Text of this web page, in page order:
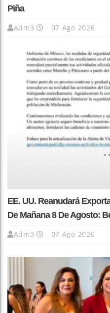
Piña
Adm3 07 Ago 2026
EE. UU. Reanudará
De Mañana 8 De Agosto:
Adm3 07 Ago 2026